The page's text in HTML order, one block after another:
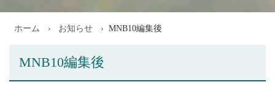
ホーム お知らせ MNB10編集後
MNB10編集後